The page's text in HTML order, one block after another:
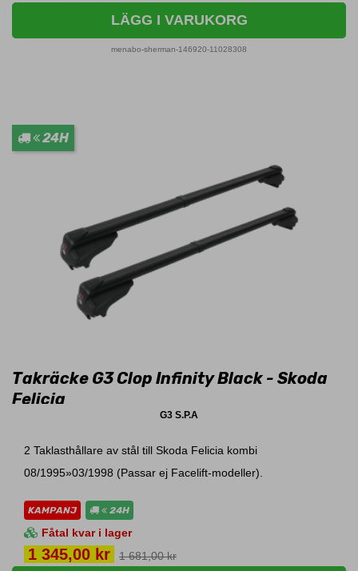
LÄGG I VARUKORG
menabo-sherman-146920-11028308
Takräcke G3 Clop Infinity Black - Skoda
Felicia
G3 S.P.A
2 Taklasthållare av stål till Skoda Felicia kombi
08/1995»03/1998 (Passar ej Facelift-modeller).
24H
KAMPANJ 24H
Fåtal kvar i lager
Pris
1 345,00 kr 1 681,00 kr